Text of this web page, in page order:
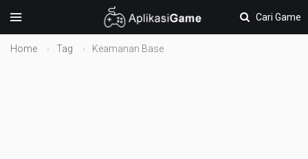
Cari Game
Home Tag Keamanan Base